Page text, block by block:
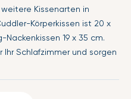
Kissenarten in
Körperkissen ist 20 x
19 x 35 cm.
Ihr Schlafzimmer und sorgen